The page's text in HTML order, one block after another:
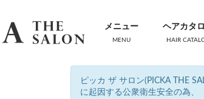
メニュー
MENU
ヘアカタ
HAIR
ピッカ ザ サロン(PICKA THE
に起因する公衆衛生安全の為、